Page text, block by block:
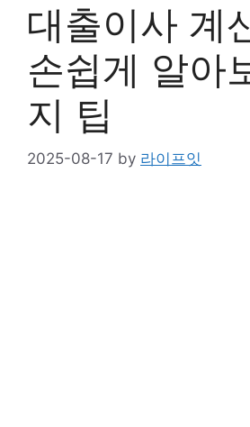
대출이사 계
손쉽게 알아
지 팁
2025-08-17 by 라이프잇